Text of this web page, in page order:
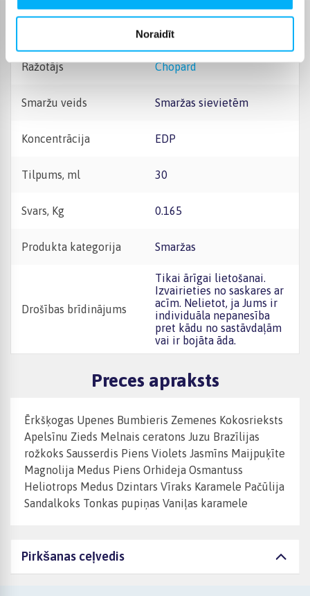
Noraidīt
Ražotājs Chopard
Smaržu veids Smaržas sievietēm
Koncentrācija EDP
Tilpums, ml 30
Svars, Kg 0.165
Produkta kategorija Smaržas
Drošības brīdinājums
Tikai ārīgai lietošanai.
Izvairieties no saskares ar
acīm. Nelietot, ja Jums ir
individuāla nepanesība
pret kādu no sastāvdaļām
vai ir bojāta āda.
Preces apraksts
Ērkšķogas Upenes Bumbieris Zemenes Kokosrieksts
Apelsīnu Zieds Melnais ceratons Juzu Brazīlijas
rožkoks Sausserdis Piens Violets Jasmīns Maijpuķīte
Magnolija Medus Piens Orhideja Osmantuss
Heliotrops Medus Dzintars Vīraks Karamele Pačūlija
Sandalkoks Tonkas pupiņas Vaniļas karamele
Pirkšanas ceļvedis